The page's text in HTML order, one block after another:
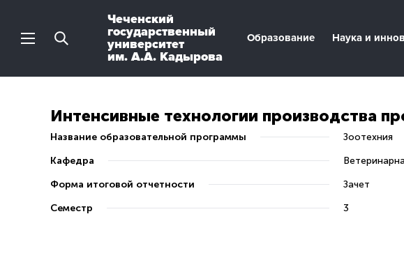
Чеченский
государственный
университет
им. А.А. Кадырова
Образование Наука и
Интенсивные технологии производства
Название образовательной программы
Зоотехния
Кафедра
Форма итоговой отчетности
Зачет
Семестр
3